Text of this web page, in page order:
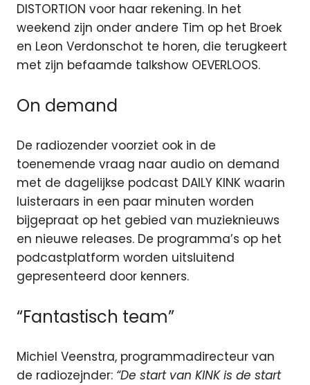
DISTORTION voor haar rekening. In het
weekend zijn onder andere Tim op het Broek
en Leon Verdonschot te horen, die terugkeert
met zijn befaamde talkshow OEVERLOOS.
On demand
De radiozender voorziet ook in de
toenemende vraag naar audio on demand
met de dagelijkse podcast DAILY KINK waarin
luisteraars in een paar minuten worden
bijgepraat op het gebied van muzieknieuws
en nieuwe releases. De programma’s op het
podcastplatform worden uitsluitend
gepresenteerd door kenners.
“Fantastisch team”
Michiel Veenstra, programmadirecteur van
de radiozejnder: “De start van KINK is de start